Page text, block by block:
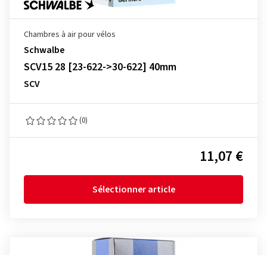
Chambres à air pour vélos
Schwalbe
SCV15 28 [23-622->30-622] 40mm
SCV
(0)
11,07 €
Sélectionner article